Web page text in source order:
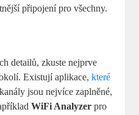
připojení pro všechny.
detailů, zkuste nejprve
Existují aplikace,které
jsou nejvíce zaplněné,
WiFi Analyzer pro